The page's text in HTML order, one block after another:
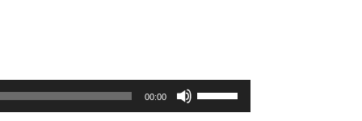
00:00